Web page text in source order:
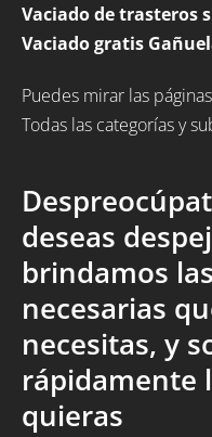
Vaciado de trasteros
Vaciado gratis
Puedes mirar las
Todas las categorías y
deseas
brindamos
necesarias
necesitas, y
rápidamente
quieras